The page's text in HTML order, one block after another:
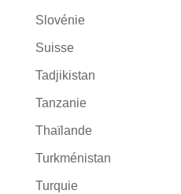
Slovénie
Suisse
Tadjikistan
Tanzanie
Thaïlande
Turkménistan
Turquie